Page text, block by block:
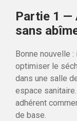
Partie 1 —
sans
Bonne nouvelle
optimiser le
dans une salle
espace
adhérent
de base.